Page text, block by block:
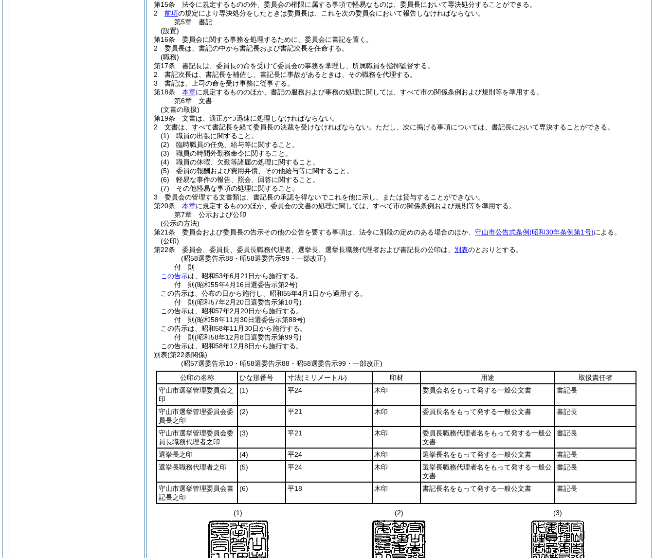
第15条
法令に規定するものの外、委員会の権限に属する事項で軽易なものは、委員長において専決処分することができる。
2
前項の規定により専決処分をしたときは委員長は、これを次の委員会において報告しなければならない。
第5章
書記
(設置)
第16条
委員会に関する事務を処理するために、委員会に書記を置く。
2
委員長は、書記の中から書記長および書記次長を任命する。
(職務)
第17条
書記長は、委員長の命を受けて委員会の事務を掌理し、所属職員を指揮監督する。
2
書記次長は、書記長を補佐し、書記長に事故があるときは、その職務を代理する。
3
書記は、上司の命を受け事務に従事する。
第18条
本章に規定するもののほか、書記の服務および事務の処理に関しては、すべて市の関係条例および規則等を準用する。
第6章
文書
(文書の取扱)
第19条
文書は、適正かつ迅速に処理しなければならない。
2
文書は、すべて書記長を経て委員長の決裁を受けなければならない。 ただし、次に掲げる事項については、書記長において専決することができる。
(1)
職員の出張に関すること。
(2)
臨時職員の任免、給与等に関すること。
(3)
職員の時間外勤務命令に関すること。
(4)
職員の休暇、欠勤等諸届の処理に関すること。
(5)
委員の報酬および費用弁償、その他給与等に関すること。
(6)
軽易な事件の報告、照会、回答に関すること。
(7)
その他軽易な事項の処理に関すること。
3
委員会の管理する文書類は、書記長の承認を得ないでこれを他に示し、または貸与することができない。
第20条
本章に規定するもののほか、委員会の文書の処理に関しては、すべて市の関係条例および規則等を準用する。
第7章
公示および公印
(公示の方法)
第21条
委員会および委員長の告示その他の公告を要する事項は、法令に別段の定めのある場合のほか、 守山市公告式条例(昭和30年条例第1号)による。
(公印)
第22条
委員会、委員長、委員長職務代理者、選挙長、選挙長職務代理者および書記長の公印は、 別表のとおりとする。
(昭58選委告示88・昭58選委告示99・一部改正)
付 則
この告示は、昭和53年6月21日から施行する。
付 則(昭和55年4月16日選委告示第2号)
この告示は、公布の日から施行し、昭和55年4月1日から適用する。
付 則(昭和57年2月20日選委告示第10号)
この告示は、昭和57年2月20日から施行する。
付 則(昭和58年11月30日選委告示第88号)
この告示は、昭和58年11月30日から施行する。
付 則(昭和58年12月8日選委告示第99号)
この告示は、昭和58年12月8日から施行する。
別表(第22条関係)
(昭57選委告示10・昭58選委告示88・昭58選委告示99・一部改正)
公印の名称
ひな形番号 寸法(ミリメートル) 印材 用途
取扱責任者
守山市選挙管理委員会之
印
(1) 平24 木印 委員会名をもって発する一般公文書 書記長
守山市選挙管理委員会委
員長之印
(2) 平21 木印 委員長名をもって発する一般公文書 書記長
守山市選挙管理委員会委
員長職務代理者之印
(3) 平21 木印
委員長職務代理者名をもって発する一般公
文書
書記長
選挙長之印 (4) 平24 木印 選挙長名をもって発する一般公文書
書記長
選挙長職務代理者之印
(5) 平24 木印
選挙長職務代理者名をもって発する一般公
文書
書記長
守山市選挙管理委員会書
記長之印
(6) 平18 木印 書記長名をもって発する一般公文書 書記長
(1) (2) (3)